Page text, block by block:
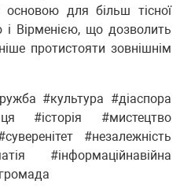
для більш тісної
і Вірменією, що дозволить
протистояти зовнішнім
#культура #діаспора
#історія #мистецтво
#незалежність
#інформаційнавійна